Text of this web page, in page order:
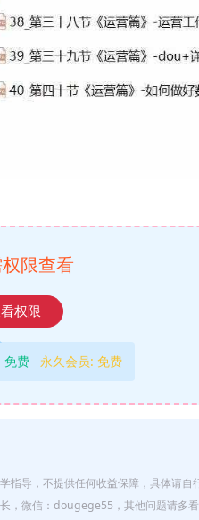
限查看
权限
免费 永久会员: 免费
导，不提供任何收益保障，具体请自
，微信：dougege55，其他问题请多